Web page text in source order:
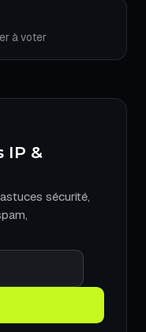
à voter
IP &
sécurité,